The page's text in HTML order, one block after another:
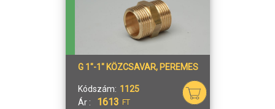
G 1"-1" KÖZCSAVAR, PEREMES
Kódszám: 1125
Ár :
1613 FT